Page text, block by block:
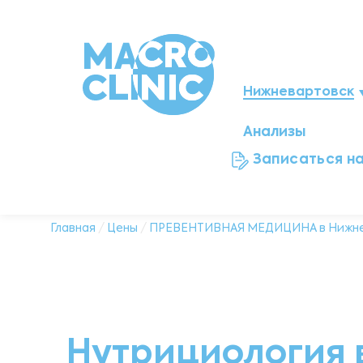
Нижневартовск
Мегион
Сургут
Анализы
Записаться
Главная / Цены / ПРЕВЕНТИВНАЯ МЕДИЦИНА в
Нутрициология